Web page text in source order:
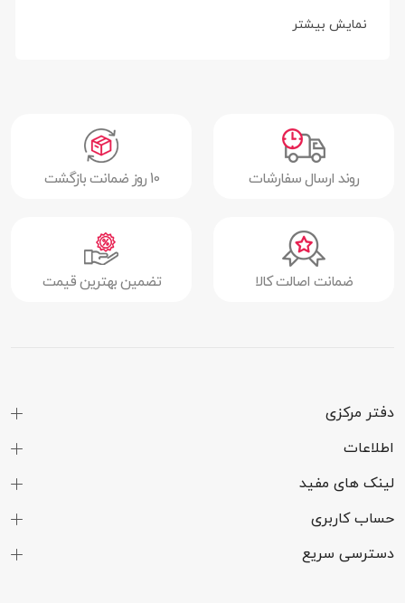
نمایش بیشتر
روند ارسال سفارشات 10 روز ضمانت بازگشت
ضمانت اصالت کالا تضمین بهترین قیمت
دفتر مرکزی
اطلاعات
لینک های مفید
حساب کاربری
دسترسی سریع